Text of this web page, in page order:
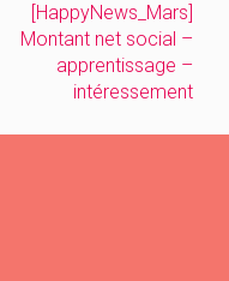
[HappyNews_Mars]
Montant net social –
apprentissage –
intéressement